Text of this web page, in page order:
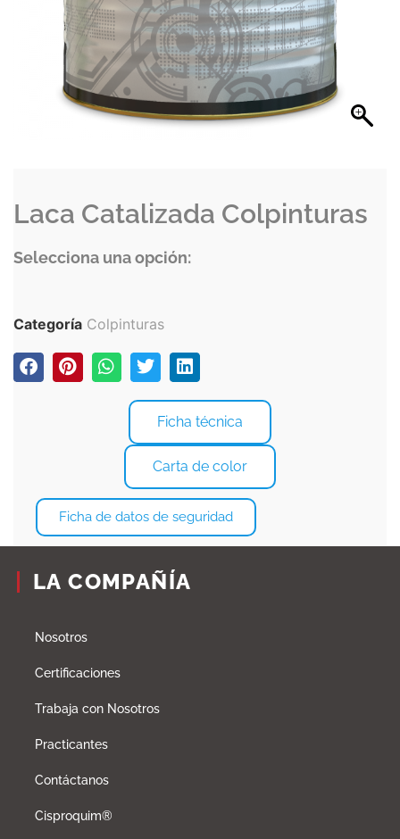
Laca Catalizada Colpinturas
Selecciona una opción:
Categoría Colpinturas
Ficha técnica
Carta de color
Ficha de datos de seguridad
LA COMPAÑÍA
Nosotros
Certificaciones
Trabaja con Nosotros
Practicantes
Contáctanos
Cisproquim®